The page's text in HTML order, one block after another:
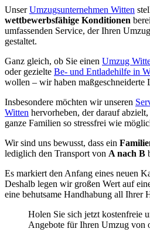
UnserUmzugsunternehmen Witten
wettbewerbsfähige Konditionen
umfassenden Service, der Ihren
gestaltet.
Ganz gleich, ob Sie einen Umzug
oder gezielte Be- und Entladehilfe in
wollen – wir haben maßgeschneiderte
Insbesondere möchten wir unseren
Witten hervorheben, der darauf
ganze Familien so stressfrei wie
Wir sind uns bewusst, dass ein
lediglich den Transport von A nach B
Es markiert den Anfang eines neuen
Deshalb legen wir großen Wert auf
eine behutsame Handhabung all Ihrer
Holen Sie sich jetzt kostenfreie
Angebote für Ihren Umzug von